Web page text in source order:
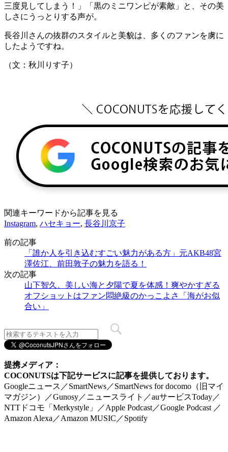
三度見してしまう！」「黒のミニワンピが素敵」と、その美
しさにうっとりする声が。
長谷川さんの抜群のスタイルと美貌は、多くのファンを虜に
したようですね。
（文：秋川りす子）
関連キーワードから記事を見る
Instagram, ハセキョー, 長谷川京子
前の記事
「誰か人を引き込むすごい魅力がある方」元AKB48宮
澤佐江、前田敦子の魅力を語る！
次の記事
山下智久、美しい海と夕陽で夏を体感！爽やかすぎる
オフショットはファン悶絶級のかっこよさ「海がお似
合い」
提携メディア：
COCONUTSは下記サービスに記事を提供しております。
Googleニュース／SmartNews／SmartNews for docomo（旧マイ
マガジン）／Gunosy／ニュースライト／auサービスToday／
NTTドコモ「Merkystyle」／Apple Podcast／Google Podcast ／
Amazon Alexa／Amazon MUSIC／Spotify